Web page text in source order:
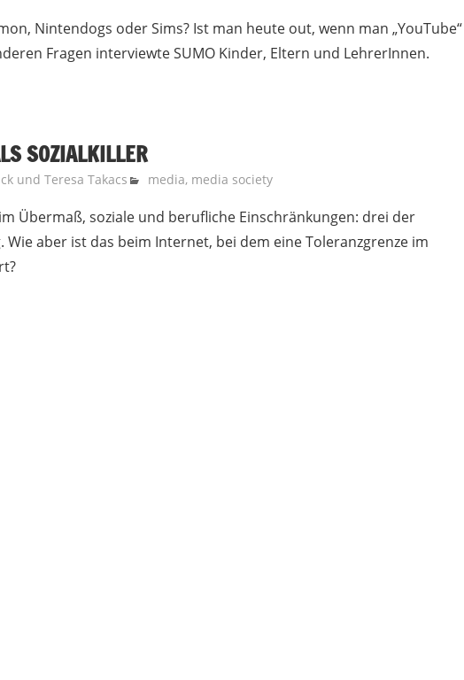
Nintendogs oder Sims? Ist man heute out, wenn man „YouTube“
Fragen interviewte SUMO Kinder, Eltern und LehrerInnen.
SOZIALKILLER
undTeresa Takacs media, media society
Übermaß, soziale und berufliche Einschränkungen: drei der
aber ist das beim Internet, bei dem eine Toleranzgrenze im